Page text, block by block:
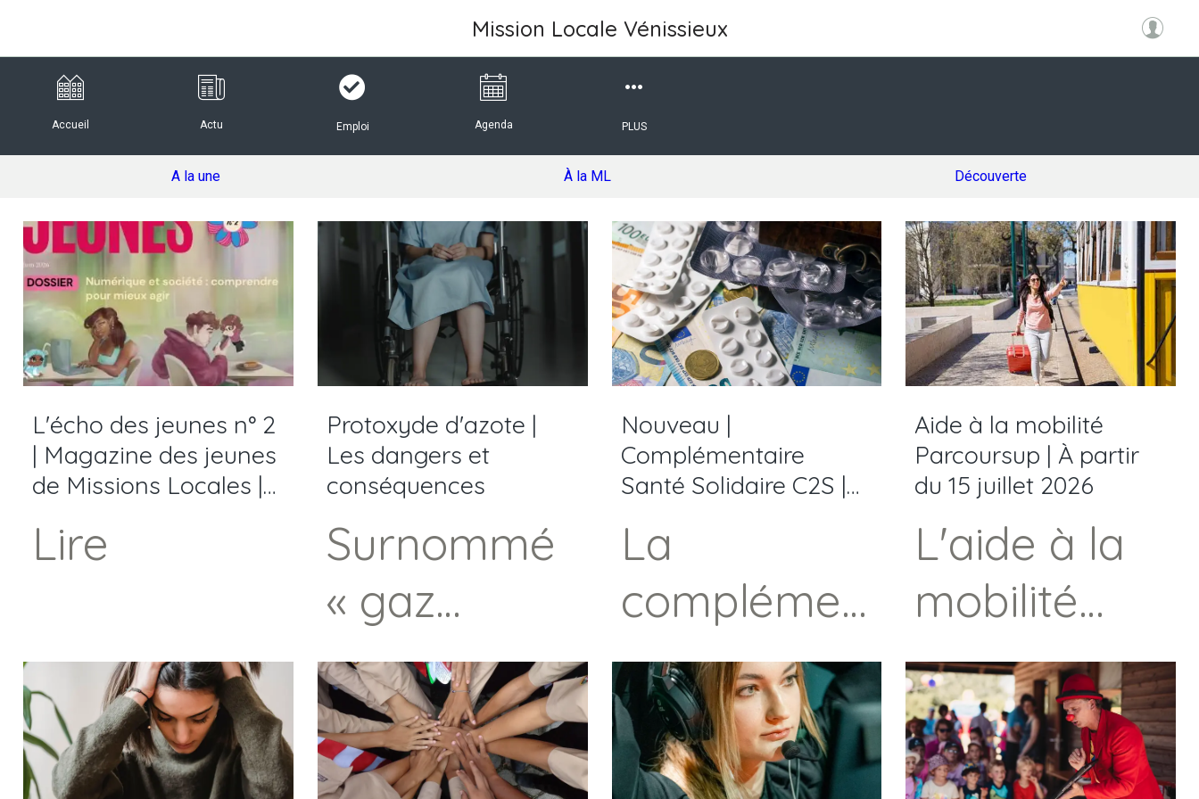
Mission Locale Vénissieux
Accueil Actu Emploi Agenda PLUS
A la une À la ML Découverte
L'écho des jeunes n° 2
| Magazine des jeunes
de Missions Locales |
Lire
Protoxyde d'azote |
Les dangers et
conséquences
Surnommé
« gaz
hilarant »
ou « proto
», le
Nouveau |
Complémentaire
Santé Solidaire C2S |
La
complémen
taire santé
solidaire
(C2S) est
Aide à la mobilité
Parcoursup | À partir
du 15 juillet 2026
L'aide à la
mobilité
Parcoursup
est destinée
aux